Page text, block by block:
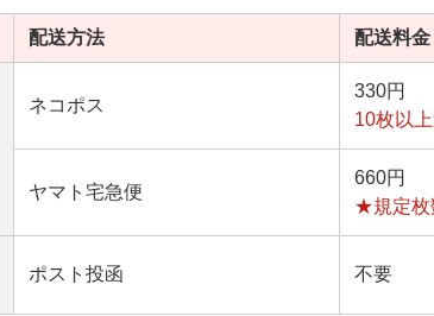
配送方法 配送料金
ネコポス
330円
10枚以
ヤマト宅急便
660円
★規定枚
ポスト投函 不要